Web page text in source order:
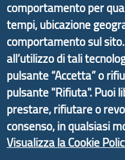
Economico e finalizzato
delle valli
informazioni ed
d'Area Antola-Tigullio,
Liguria ed ANCI Liguria.
Copyright © 2017 Città
CF: 80007350103
comportamento per
tempi, ubicazione
comportamento sul
all’utilizzo di tali
pulsante “Accetta” o
pulsante "Rifiuta". Puoi
prestare, rifiutare o
consenso, in qualsiasi
Visualizza la Cookie